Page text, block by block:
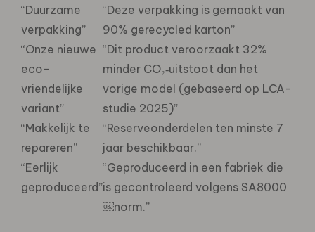
“Duurzame
verpakking”
“Deze verpakking is gemaakt van
90% gerecycled karton”
“Onze nieuwe
eco-
vriendelijke
variant”
“Dit product veroorzaakt 32%
minder CO₂‑uitstoot dan het
vorige model (gebaseerd op LCA-
studie 2025)”
“Makkelijk te
repareren”
“Reserveonderdelen ten minste 7
jaar beschikbaar.”
“Eerlijk
geproduceerd”
“Geproduceerd in een fabriek die
is gecontroleerd volgens SA8000
￼norm.”